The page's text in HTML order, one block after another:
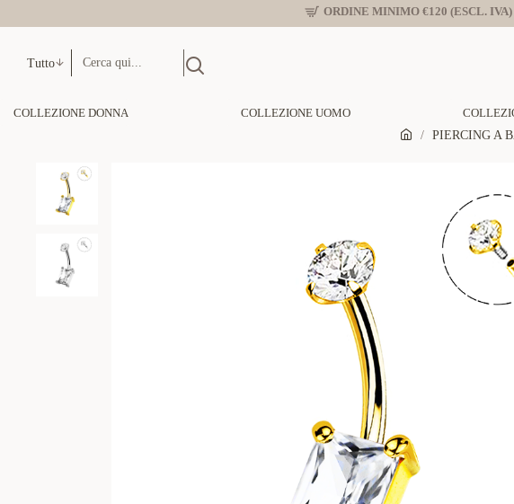
ORDINE MINIMO €120 (ESCL.
Tutto
COLLEZIONE DONNA COLLEZIONE UOMO
PIERCING A